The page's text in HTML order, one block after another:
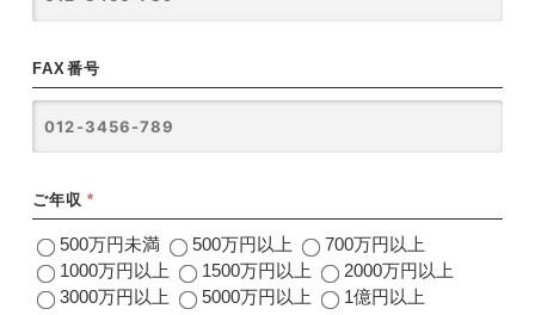
FAX番号
ご年収 *
500万円未満 500万円以上
700万円以上
1000万円以上
1500万円以上
2000万円以上
3000万円以上
5000万円以上 1億円以上